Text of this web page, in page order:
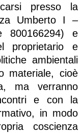
presso la
Umberto I –
800166294) e
proprietario e
ambientali
materiale, cioè
ma verranno
e con la
in modo
coscienza